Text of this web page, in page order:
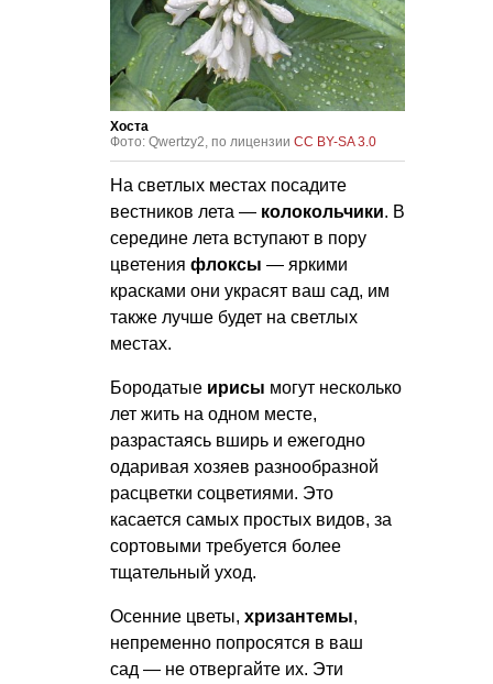
Хоста
Фото: Qwertzy2, по лицензии CC BY-SA 3.0
На светлых местах посадите
вестников лета — колокольчики. В
середине лета вступают в пору
цветения флоксы — яркими
красками они украсят ваш сад, им
также лучше будет на светлых
местах.
Бородатые ирисы могут несколько
лет жить на одном месте,
разрастаясь вширь и ежегодно
одаривая хозяев разнообразной
расцветки соцветиями. Это
касается самых простых видов, за
сортовыми требуется более
тщательный уход.
Осенние цветы, хризантемы,
непременно попросятся в ваш
сад — не отвергайте их. Эти